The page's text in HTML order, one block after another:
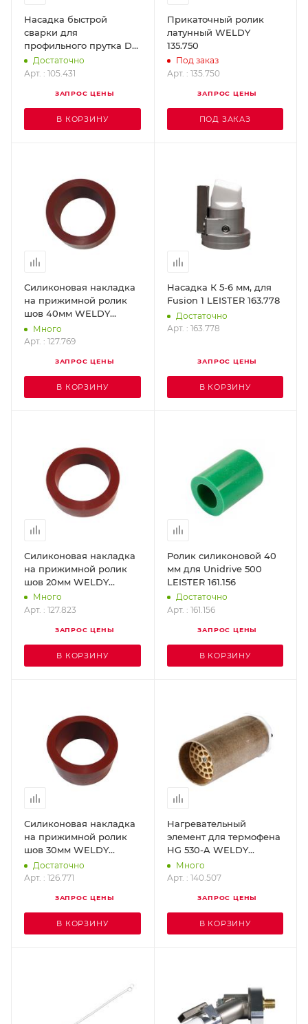
Насадка быстрой
сварки для
профильного прутка D-3
мм с зауженным
выходом (насаживается
Достаточно
Арт. : 105.431
ЗАПРОС ЦЕНЫ
В КОРЗИНУ
Прикаточный ролик
латунный WELDY
135.750
Под заказ
Арт. : 135.750
ЗАПРОС ЦЕНЫ
ПОД ЗАКАЗ
Силиконовая накладка
на прижимной ролик
шов 40мм WELDY
127.769
Много
Арт. : 127.769
ЗАПРОС ЦЕНЫ
В КОРЗИНУ
Насадка К 5-6 мм, для
Fusion 1 LEISTER 163.778
Достаточно
Арт. : 163.778
ЗАПРОС ЦЕНЫ
В КОРЗИНУ
Силиконовая накладка
на прижимной ролик
шов 20мм WELDY
127.823
Много
Арт. : 127.823
ЗАПРОС ЦЕНЫ
В КОРЗИНУ
Ролик силиконовой 40
мм для Unidrive 500
LEISTER 161.156
Достаточно
Арт. : 161.156
ЗАПРОС ЦЕНЫ
В КОРЗИНУ
Силиконовая накладка
на прижимной ролик
шов 30мм WELDY
126.771
Достаточно
Арт. : 126.771
ЗАПРОС ЦЕНЫ
В КОРЗИНУ
Нагревательный
элемент для термофена
HG 530-A WELDY
140.507
Много
Арт. : 140.507
ЗАПРОС ЦЕНЫ
В КОРЗИНУ